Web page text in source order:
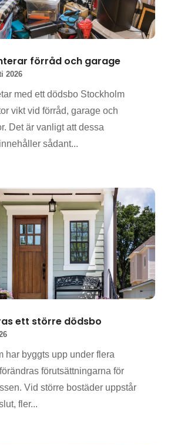
förråd och garage
2026
med ett dödsbo Stockholm
vikt vid förråd, garage och
Det är vanligt att dessa
sådant...
ett större dödsbo
har byggts upp under flera
förutsättningarna för
Vid större bostäder uppstår
fler...